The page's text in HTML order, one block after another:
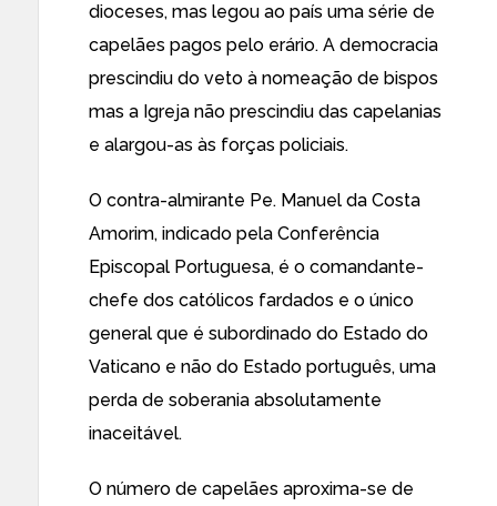
dioceses, mas legou ao país uma série de
capelães pagos pelo erário. A democracia
prescindiu do veto à nomeação de bispos
mas a Igreja não prescindiu das capelanias
e alargou-as às forças policiais.
O contra-almirante Pe. Manuel da Costa
Amorim, indicado pela Conferência
Episcopal Portuguesa, é o comandante-
chefe dos católicos fardados e o único
general que é subordinado do Estado do
Vaticano e não do Estado português, uma
perda de soberania absolutamente
inaceitável.
O número de capelães aproxima-se de